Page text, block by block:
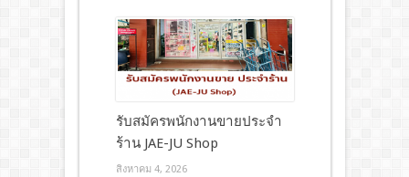
รับสมัครพนักงานขายประจำ
ร้าน JAE-JU Shop
สิงหาคม 4, 2026